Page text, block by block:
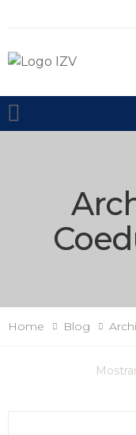
Toggle
Home Blog